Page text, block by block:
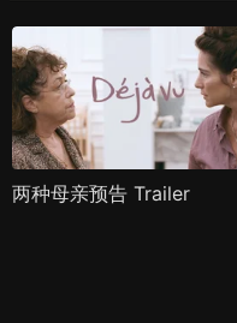
两种母亲预告 Trailer